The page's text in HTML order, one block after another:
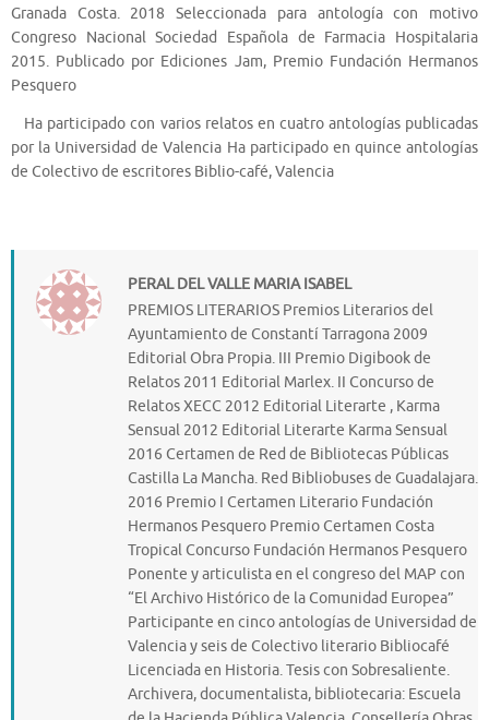
Granada Costa. 2018 Seleccionada para antología con motivo
Congreso Nacional Sociedad Española de Farmacia Hospitalaria
2015. Publicado por Ediciones Jam, Premio Fundación Hermanos
Pesquero
Ha participado con varios relatos en cuatro antologías publicadas
por la Universidad de Valencia Ha participado en quince antologías
de Colectivo de escritores Biblio-café, Valencia
PERAL DEL VALLE MARIA ISABEL
PREMIOS LITERARIOS Premios Literarios del
Ayuntamiento de Constantí Tarragona 2009
Editorial Obra Propia. III Premio Digibook de
Relatos 2011 Editorial Marlex. II Concurso de
Relatos XECC 2012 Editorial Literarte , Karma
Sensual 2012 Editorial Literarte Karma Sensual
2016 Certamen de Red de Bibliotecas Públicas
Castilla La Mancha. Red Bibliobuses de Guadalajara.
2016 Premio I Certamen Literario Fundación
Hermanos Pesquero Premio Certamen Costa
Tropical Concurso Fundación Hermanos Pesquero
Ponente y articulista en el congreso del MAP con
“El Archivo Histórico de la Comunidad Europea”
Participante en cinco antologías de Universidad de
Valencia y seis de Colectivo literario Bibliocafé
Licenciada en Historia. Tesis con Sobresaliente.
Archivera, documentalista, bibliotecaria: Escuela